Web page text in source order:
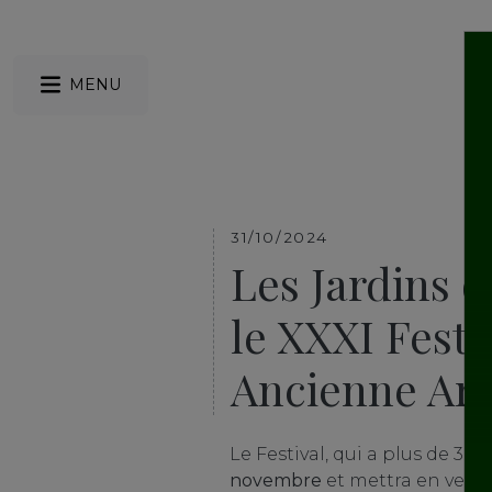
MENU
31/10/2024
Les Jardins
le XXXI
Ancienne
Le Festival, qui a plus de
novembre et mettra en